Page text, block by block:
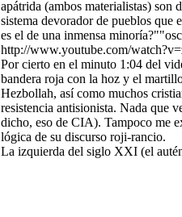
apátrida (ambos materialistas) son
sistema devorador de pueblos
es el de una inmensa
http://www.youtube.com/
Por cierto en el minuto 1:04 del
bandera roja con la hoz y el
Hezbollah, así como muchos
resistencia antisionista. Nada que
dicho, eso de CIA). Tampoco me
lógica de su discurso roji-rancio.
La izquierda del siglo XXI (el